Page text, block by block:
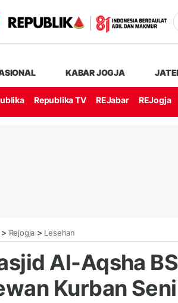
KABAR JOGJA
Republika TV REJabar REJogja
> Rejogja > Lesehan
Al-Aqsha
Kurban